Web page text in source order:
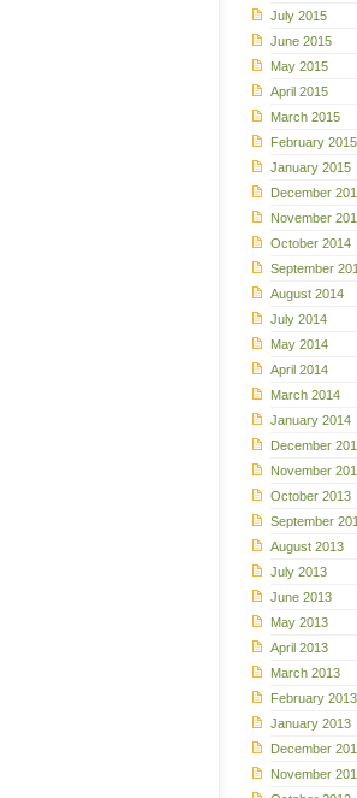
July 2015
June 2015
May 2015
April 2015
March 2015
February 2015
January 2015
December
November
October 2014
September
August 2014
July 2014
May 2014
April 2014
March 2014
January 2014
December
November
October 2013
September
August 2013
July 2013
June 2013
May 2013
April 2013
March 2013
February 2013
January 2013
December
November